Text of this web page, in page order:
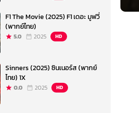
F1 The Movie (2025) F1 เดอะ มูฟวี่
(พากย์ไทย)
5.0 2025 HD
Sinners (2025) ซินเนอร์ส (พากย์
ไทย) 1X
0.0 2025 HD